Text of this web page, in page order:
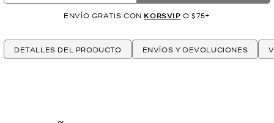
ENVÍO GRATIS CON KORSVIP O $75+
DETALLES DEL PRODUCTO ENVÍOS Y DEVOLUCIONES